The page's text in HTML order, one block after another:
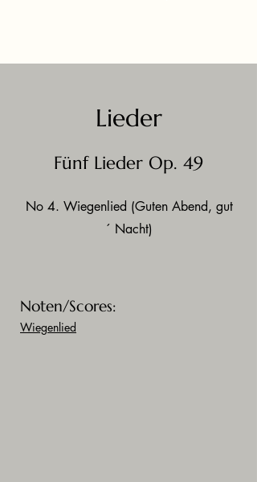
Lieder
Fünf Lieder Op. 49
No 4. Wiegenlied (Guten Abend, gut
´ Nacht)
Noten/Scores:
Wiegenlied